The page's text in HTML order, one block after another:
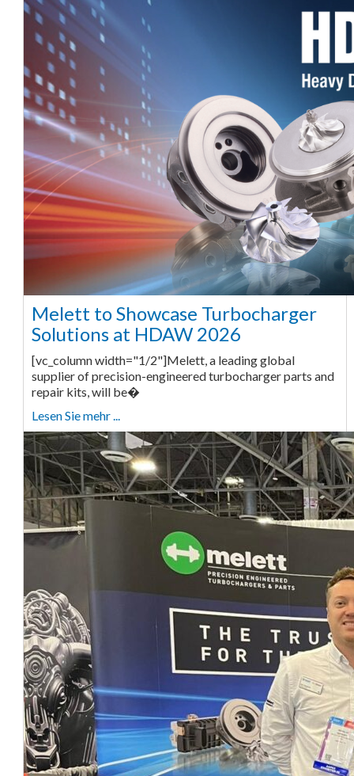
Melett to Showcase Turbocharger
Solutions at HDAW 2026
[vc_column width="1/2"]Melett, a leading global
supplier of precision-engineered turbocharger parts and
repair kits, will be�
Lesen Sie mehr ...